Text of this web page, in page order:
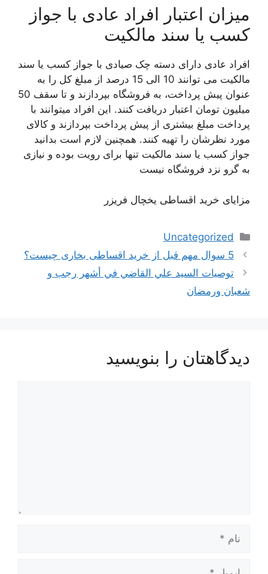
میزان اعتبار افراد عادی با جواز
کسب یا سند مالکیت
افراد عادی دارای دسته چک صیادی با جواز کسب یا سند
مالکیت می توانند 10 الی 15 درصد از مبلغ کل را به
عنوان پیش پرداخت، به فروشگاه بپردازند و تا سقف 50
میلیون تومان اعتبار دریافت کنند. این افراد میتوانند با
پرداخت مبلغ بیشتری از پیش پرداخت بپردازند و کالای
مورد نظرشان را تهیه کنند. همچنین لازم است بدانید
جواز کسب یا سند مالکیت تنها برای رویت بوده و نیازی
به گرو نزد فروشگاه نیست
مزایای خرید اقساطی یخچال فریزر
دسته‌ها
Uncategorized
ناوبری
نوشته‌ها
5 سوال مهم قبل از خرید اقساطی بخاری چیست؟
توصيات السيد علي القاضي في أشهر رجب و
شعبان ورمضان
دیدگاهتان را بنویسید